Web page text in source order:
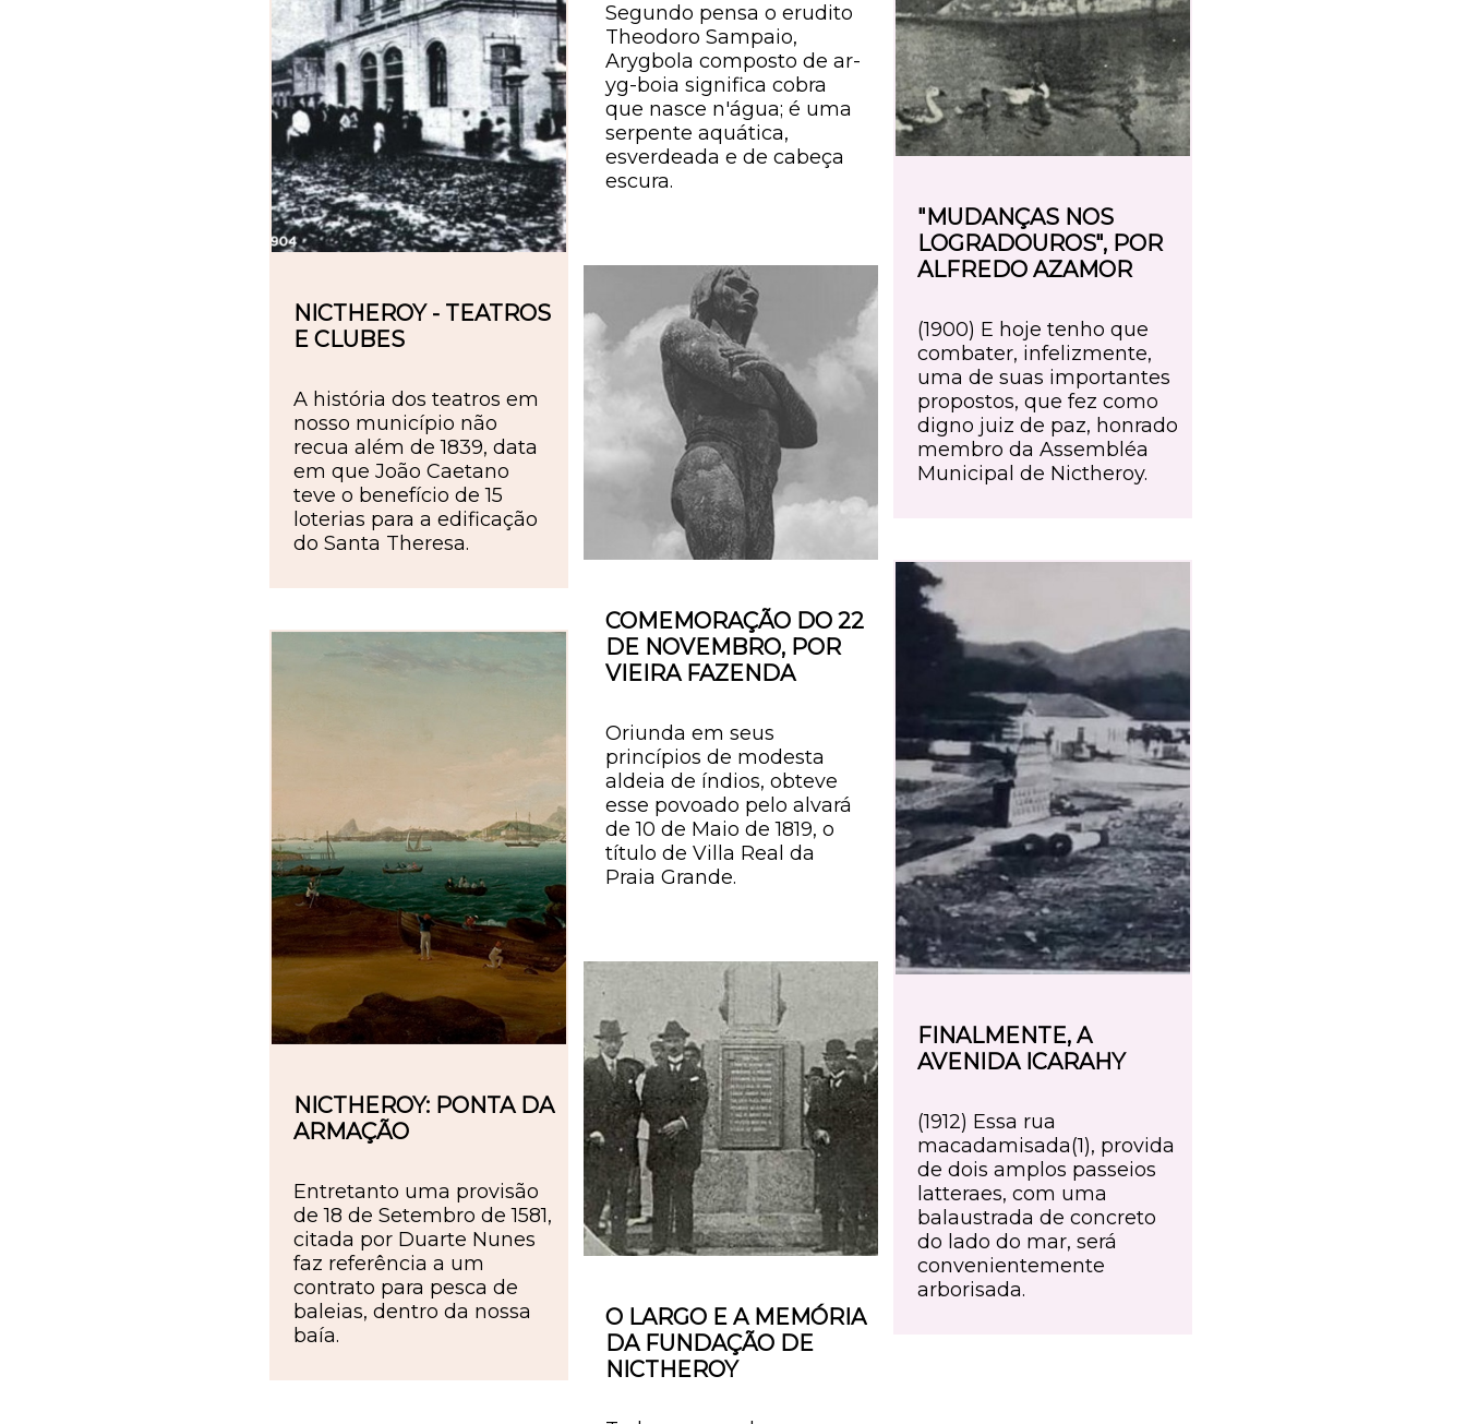
NICTHEROY - TEATROS
E CLUBES
A história dos teatros em
nosso município não
recua além de 1839, data
em que João Caetano
teve o benefício de 15
loterias para a edificação
do Santa Theresa.
NICTHEROY: PONTA DA
ARMAÇÃO
Entretanto uma provisão
de 18 de Setembro de 1581,
citada por Duarte Nunes
faz referência a um
contrato para pesca de
baleias, dentro da nossa
baía.
Segundo pensa o erudito
Theodoro Sampaio,
Arygbola composto de ar-
yg-boia significa cobra
que nasce n'água; é uma
serpente aquática,
esverdeada e de cabeça
escura.
COMEMORAÇÃO DO 22
DE NOVEMBRO, POR
VIEIRA FAZENDA
Oriunda em seus
princípios de modesta
aldeia de índios, obteve
esse povoado pelo alvará
de 10 de Maio de 1819, o
título de Villa Real da
Praia Grande.
O LARGO E A MEMÓRIA
DA FUNDAÇÃO DE
NICTHEROY
"MUDANÇAS NOS
LOGRADOUROS", POR
ALFREDO AZAMOR
(1900) E hoje tenho que
combater, infelizmente,
uma de suas importantes
propostos, que fez como
digno juiz de paz, honrado
membro da Assembléa
Municipal de Nictheroy.
FINALMENTE, A
AVENIDA ICARAHY
(1912) Essa rua
macadamisada(1), provida
de dois amplos passeios
latteraes, com uma
balaustrada de concreto
do lado do mar, será
convenientemente
arborisada.